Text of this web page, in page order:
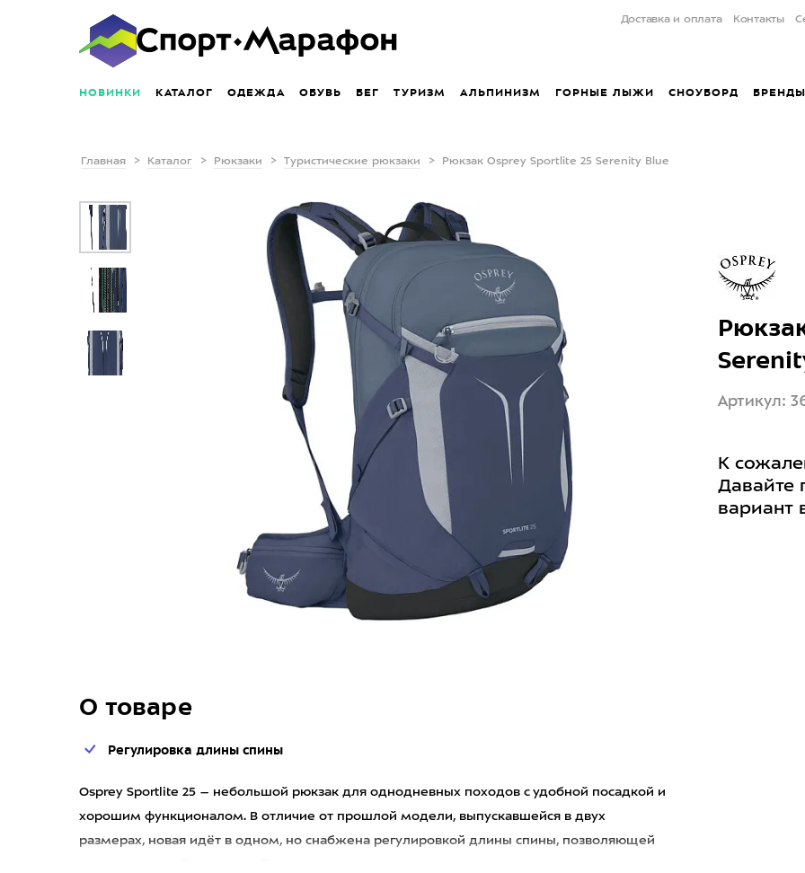
Доставка и оплата Контакты
НОВИНКИ КАТАЛОГ ОДЕЖДА ОБУВЬ БЕГ ТУРИЗМ АЛЬПИНИЗМ ГОРНЫЕ ЛЫЖИ СНОУБОРД БРЕНДЫ
Главная Каталог Рюкзаки Туристические рюкзаки Рюкзак Osprey Sportlite 25 Serenity Blue
О товаре
Регулировка длины спины
Osprey Sportlite 25 – небольшой рюкзак для однодневных походов с удобной посадкой и
хорошим функционалом. В отличие от прошлой модели, выпускавшейся в двух
размерах, новая идёт в одном, но снабжена регулировкой длины спины, позволяющей
Артикул:
К
Давайте
вариант